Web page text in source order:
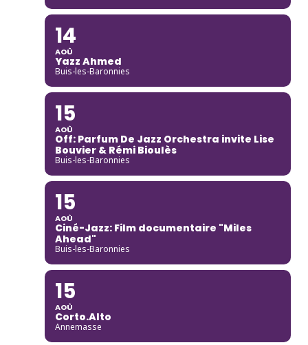
14
AOÛ
Yazz Ahmed
Buis-les-Baronnies
15
AOÛ
Off: Parfum De Jazz Orchestra invite Lise
Bouvier & Rémi Bioulès
Buis-les-Baronnies
15
AOÛ
Ciné-Jazz: Film documentaire "Miles
Ahead"
Buis-les-Baronnies
15
AOÛ
Corto.Alto
Annemasse